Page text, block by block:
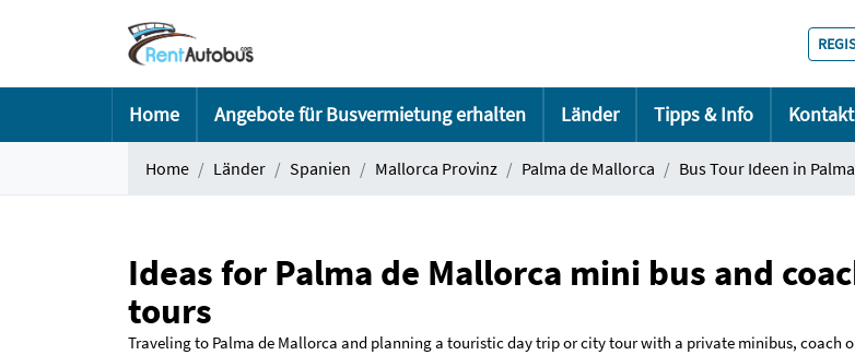
Home Angebote für Busvermietung erhalten Länder Tipps & Info Kontakt
Home Länder Spanien Mallorca Provinz Palma de Mallorca Bus Tour Ideen in
Ideas for Palma de Mallorca mini bus and
tours
Traveling to Palma de Mallorca and planning a touristic day trip or city tour with a private minibus, coach